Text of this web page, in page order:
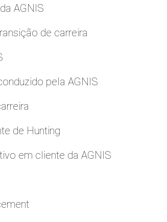
AGNIS
de carreira
pela AGNIS
de Hunting
em cliente da AGNIS